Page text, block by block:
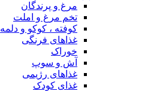
مرغ و پرندگان
تخم مرغ و املت
کوفته ، کوکو و دلمه
غذاهای فرنگی
خوراک
آش و سوپ
غذاهای رژیمی
غذای کودک